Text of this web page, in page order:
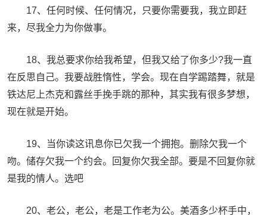
17、任何时候、任何情况，只要你需要我，我立即赶
来，尽我全力为你做事。
18、我总要求你给我希望，但我又给了你多少?我一直
在反思自己。我要战胜惰性，学会。现在自学踢踏舞，就是
铁达尼上杰克和露丝手挽手跳的那种，其实我有很多梦想，
现在就是开始。
19、当你读这讯息你已欠我一个拥抱。删除欠我一个
吻。储存欠我一个约会。回复你欠我全部。要是不回复你就
是我的情人。选吧
20、老公，老公，老是工作老为公。美酒多少杯手中，